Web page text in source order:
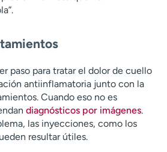
paso para tratar el dolor de cuello
antiinflamatoria junto con la
Cuando eso no es
diagnósticos por imágenes.
las inyecciones, como los
resultar útiles.